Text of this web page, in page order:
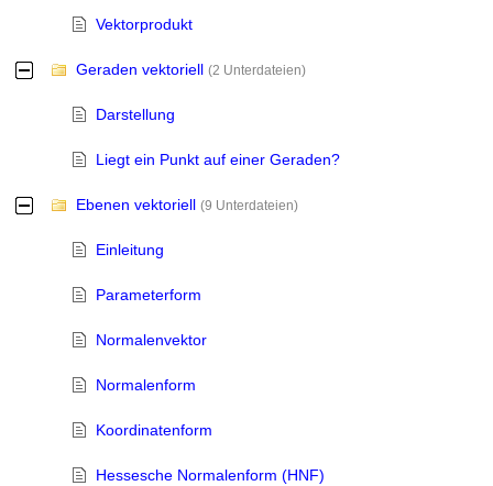
Vektorprodukt
- Geraden vektoriell (2 Unterdateien)
Darstellung
Liegt ein Punkt auf einer Geraden?
- Ebenen vektoriell (9 Unterdateien)
Einleitung
Parameterform
Normalenvektor
Normalenform
Koordinatenform
Hessesche Normalenform (HNF)